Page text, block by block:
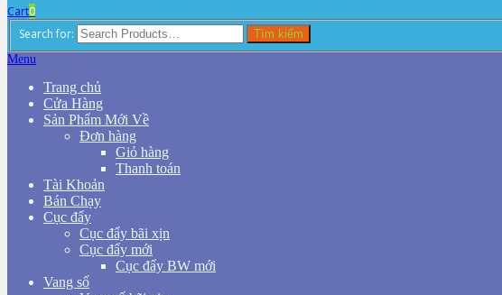
Cart0
Search for:
Tìm kiếm
Menu
Trang chủ
Cửa Hàng
Sản Phẩm Mới Về
Đơn hàng
Giỏ hàng
Thanh toán
Tài Khoản
Bán Chạy
Cục đẩy
Cục đẩy bãi xịn
Cục đẩy mới
Cục đẩy BW mới
Vang số